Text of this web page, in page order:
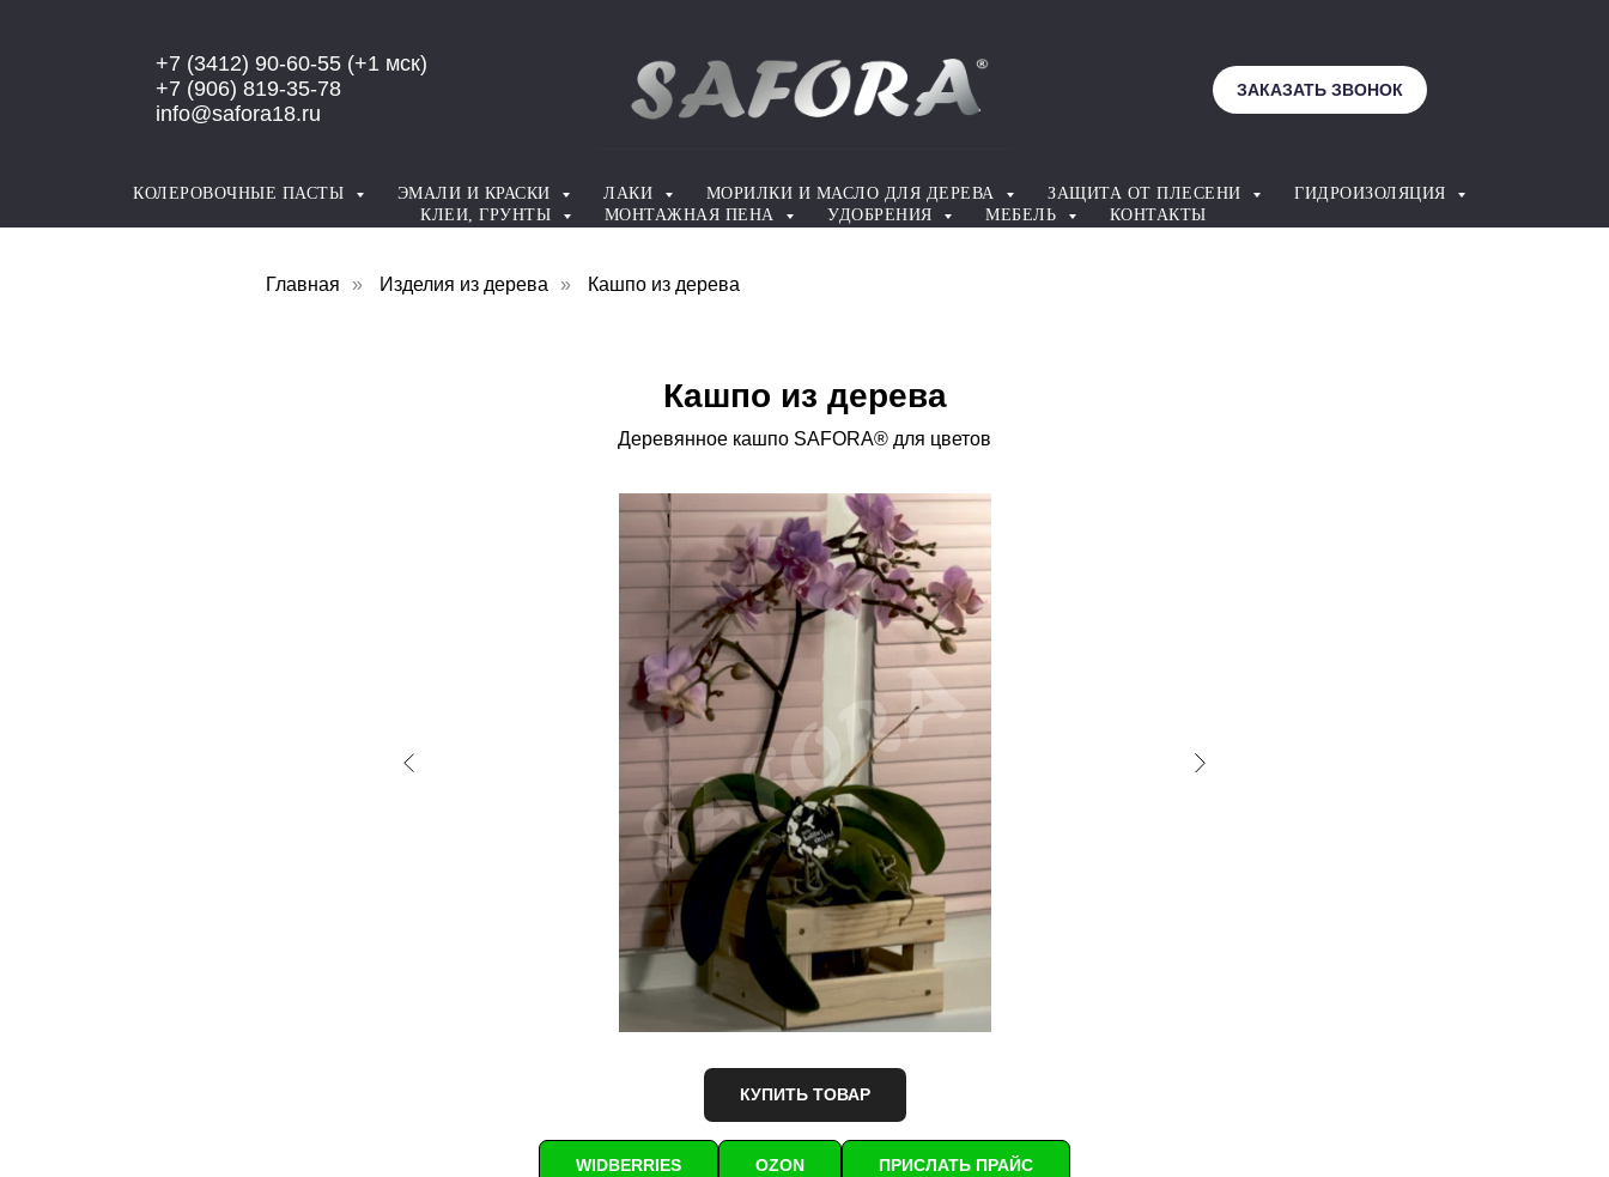
+7 (3412) 90-60-55 (+1 мск)
+7 (906) 819-35-78
info@safora18.ru
ЗАКАЗАТЬ ЗВОНОК
КОЛЕРОВОЧНЫЕ ПАСТЫ ЭМАЛИ И КРАСКИ ЛАКИ МОРИЛКИ И МАСЛО ДЛЯ ДЕРЕВА ЗАЩИТА ОТ ПЛЕСЕНИ
ГИДРОИЗОЛЯЦИЯ
КЛЕИ, ГРУНТЫ
МОНТАЖНАЯ ПЕНА УДОБРЕНИЯ МЕБЕЛЬ КОНТАКТЫ
Главная » Изделия из дерева » Кашпо из дерева
Кашпо из дерева
Деревянное кашпо SAFORA® для цветов
КУПИТЬ ТОВАР
WIDBERRIES OZON ПРИСЛАТЬ ПРАЙС